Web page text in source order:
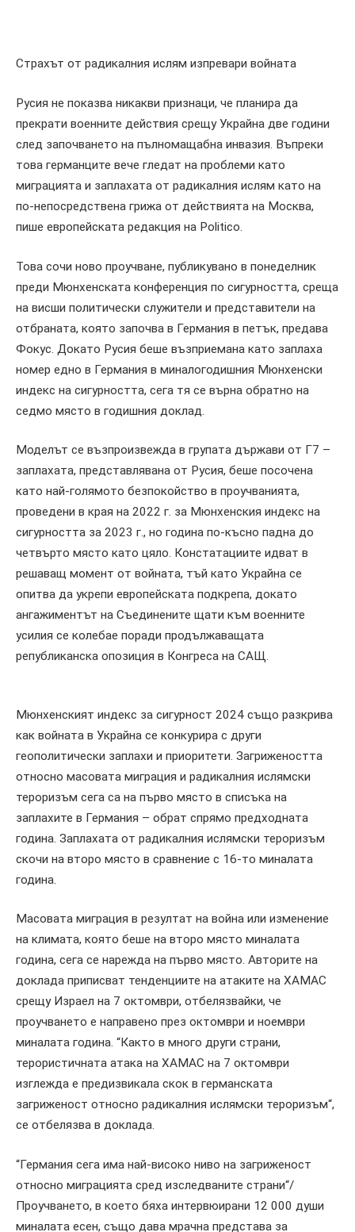
Страхът от радикалния ислям изпревари войната
Русия не показва никакви признаци, че планира да
прекрати военните действия срещу Украйна две години
след започването на пълномащабна инвазия. Въпреки
това германците вече гледат на проблеми като
миграцията и заплахата от радикалния ислям като на
по-непосредствена грижа от действията на Москва,
пише европейската редакция на Politico.
Това сочи ново проучване, публикувано в понеделник
преди Мюнхенската конференция по сигурността, среща
на висши политически служители и представители на
отбраната, която започва в Германия в петък, предава
Фокус. Докато Русия беше възприемана като заплаха
номер едно в Германия в миналогодишния Мюнхенски
индекс на сигурността, сега тя се върна обратно на
седмо място в годишния доклад.
Моделът се възпроизвежда в групата държави от Г7 –
заплахата, представлявана от Русия, беше посочена
като най-голямото безпокойство в проучванията,
проведени в края на 2022 г. за Мюнхенския индекс на
сигурността за 2023 г., но година по-късно падна до
четвърто място като цяло. Констатациите идват в
решаващ момент от войната, тъй като Украйна се
опитва да укрепи европейската подкрепа, докато
ангажиментът на Съединените щати към военните
усилия се колебае поради продължаващата
републиканска опозиция в Конгреса на САЩ.
Мюнхенският индекс за сигурност 2024 също разкрива
как войната в Украйна се конкурира с други
геополитически заплахи и приоритети. Загрижеността
относно масовата миграция и радикалния ислямски
тероризъм сега са на първо място в списъка на
заплахите в Германия – обрат спрямо предходната
година. Заплахата от радикалния ислямски тероризъм
скочи на второ място в сравнение с 16-то миналата
година.
Масовата миграция в резултат на война или изменение
на климата, която беше на второ място миналата
година, сега се нарежда на първо място. Авторите на
доклада приписват тенденциите на атаките на ХАМАС
срещу Израел на 7 октомври, отбелязвайки, че
проучването е направено през октомври и ноември
миналата година. “Както в много други страни,
терористичната атака на ХАМАС на 7 октомври
изглежда е предизвикала скок в германската
загриженост относно радикалния ислямски тероризъм“,
се отбелязва в доклада.
“Германия сега има най-високо ниво на загриженост
относно миграцията сред изследваните страни“/
Проучването, в което бяха интервюирани 12 000 души
миналата есен, също дава мрачна представа за